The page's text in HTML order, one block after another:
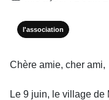
l'association
Chère amie, cher ami,
Le 9 juin, le village de